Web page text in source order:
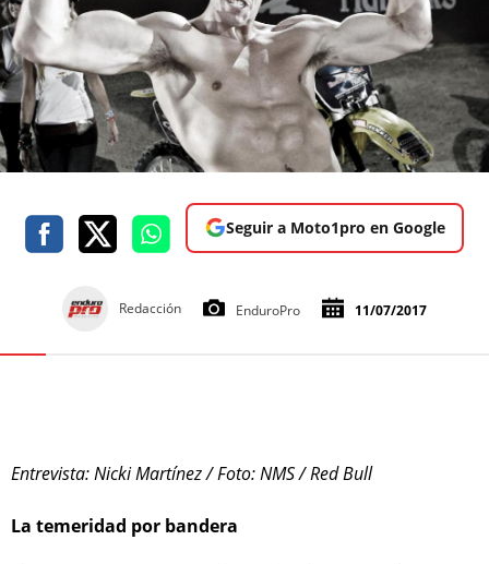
Seguir a Moto1pro en Google
Redacción EnduroPro 11/07/2017
Entrevista: Nicki Martínez / Foto: NMS / Red Bull
La temeridad por bandera